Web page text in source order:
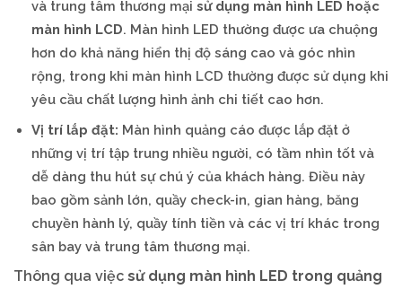
và trung tâm thương mại sử dụng màn hình LED hoặc
màn hình LCD. Màn hình LED thường được ưa chuộng
hơn do khả năng hiển thị độ sáng cao và góc nhìn
rộng, trong khi màn hình LCD thường được sử dụng khi
yêu cầu chất lượng hình ảnh chi tiết cao hơn.
Vị trí lắp đặt: Màn hình quảng cáo được lắp đặt ở
những vị trí tập trung nhiều người, có tầm nhìn tốt và
dễ dàng thu hút sự chú ý của khách hàng. Điều này
bao gồm sảnh lớn, quầy check-in, gian hàng, băng
chuyền hành lý, quầy tính tiền và các vị trí khác trong
sân bay và trung tâm thương mại.
Thông qua việc sử dụng màn hình LED trong quảng